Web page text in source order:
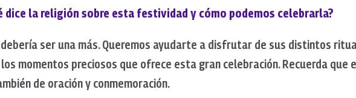
dice la religión sobre esta festividad y cómo podemos celebrarla?
ser una más. Queremos ayudarte a disfrutar de sus distintos
momentos preciosos que ofrece esta gran celebración. Recuerda que
de oración y conmemoración.